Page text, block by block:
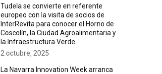
Tudela se convierte en referente
europeo con la visita de socios de
InterRevita para conocer el Horno de
Coscolín, la Ciudad Agroalimentaria y
la Infraestructura Verde
2 octubre, 2025
La Navarra Innovation Week arranca